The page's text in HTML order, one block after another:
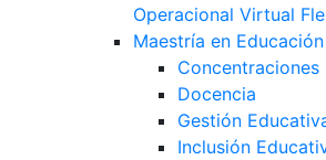
Operacional Virtual
Maestría en Educación
Concentraciones
Docencia
Gestión
Inclusión